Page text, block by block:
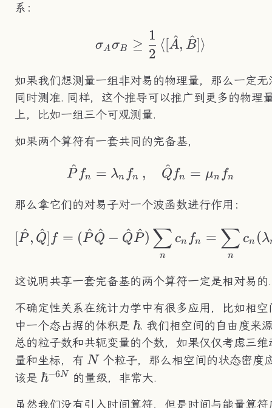
系：
σAσB ≥
2
1
⟨[A
^, B
^]⟩
如果我们想测量一组非对易的物理量，那么一定无
同时测准. 同样，这个推导可以推广到更多的物理
上，比如一组三个可观测量.
如果两个算符有一套共同的完备基，
\hat{P}f_n =
P
^ fn = λn fn , Q
^ fn = μn fn
那么拿它们的对易子对一个波函数进行作用：
[\hat{P},\hat{Q}]f
[P
^, Q
^] f = (P
^Q
^ − Q
^P
^)
n
∑ cn fn =
n
∑ cn (λ
这说明共享一套完备基的两个算符一定是相对易的.
不确定性关系在统计力学中有很多应用，比如相空
中一个态占据的体积是 \hbar
ℏ. 我们相空间的自由度来
总的粒子数和共轭变量的个数，如果仅仅考虑三维
量和坐标，有 N
N 个粒子，那么相空间的状态密度
该是 \hbar^{-6N}
ℏ−6N
的量级，非常大.
虽然我们没有引入时间算符，但是时间与能量算符